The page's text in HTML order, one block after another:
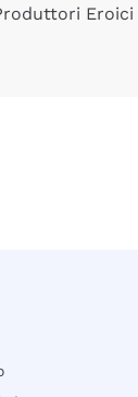
Eroici